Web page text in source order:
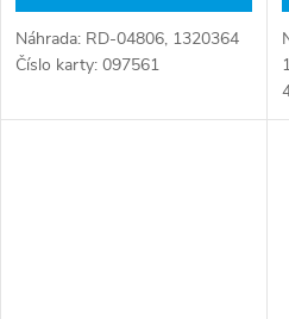
Náhrada: RD-04806, 1320364
Číslo karty: 097561